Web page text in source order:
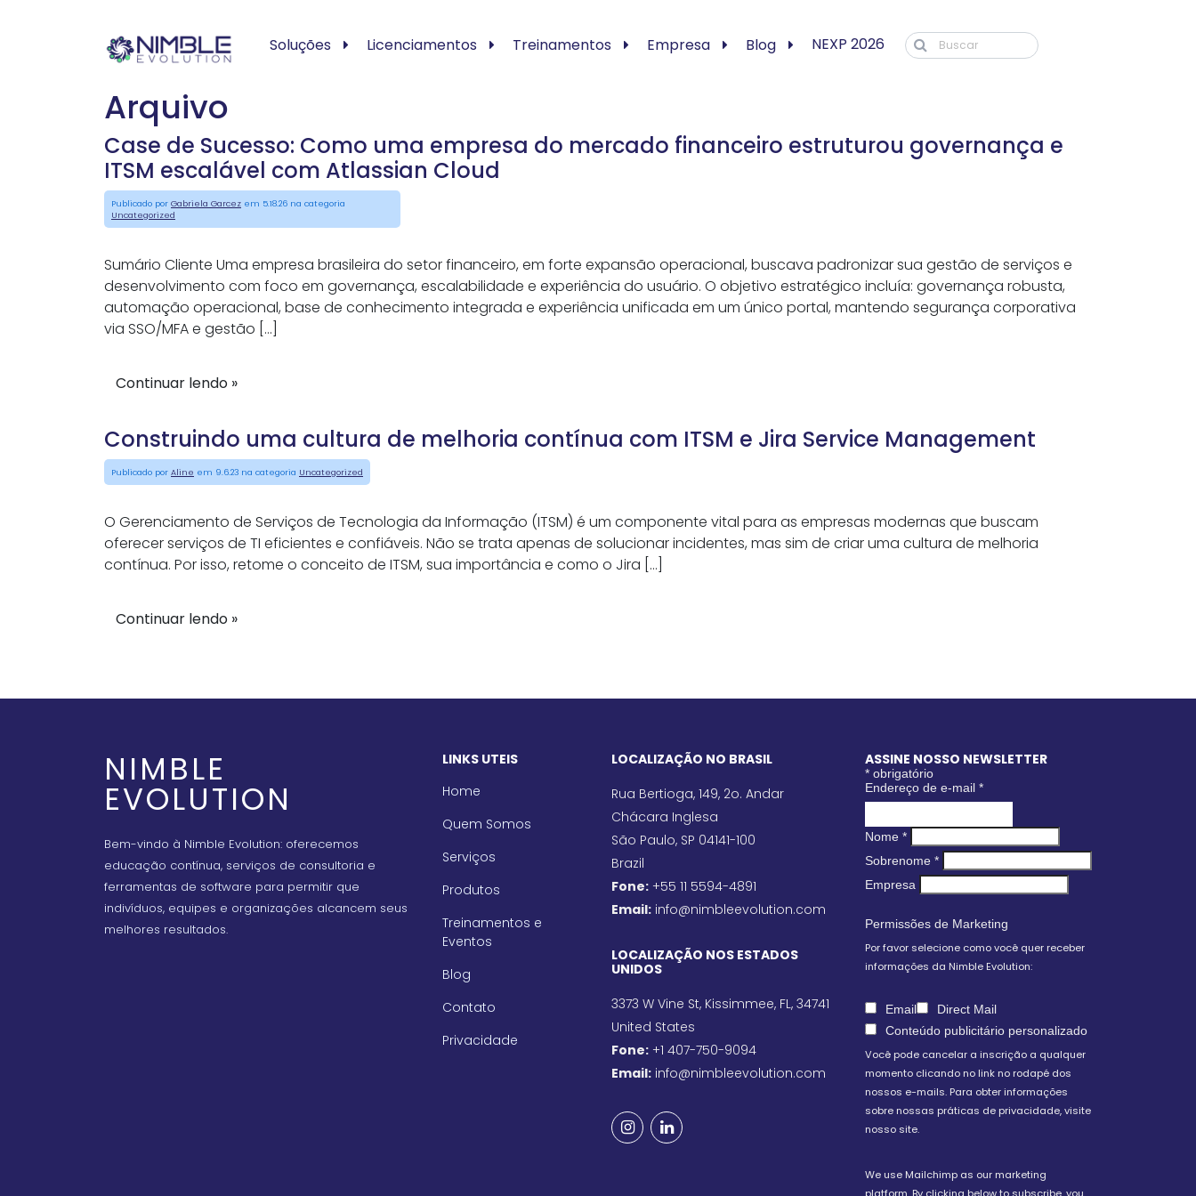
Soluções Licenciamentos Treinamentos Empresa Blog NEXP 2026
Arquivo
Case de Sucesso: Como uma empresa do mercado financeiro estruturou governança e
ITSM escalável com Atlassian Cloud
Publicado por Gabriela Garcez em 5.18.26 na categoria
Uncategorized
Sumário Cliente Uma empresa brasileira do setor financeiro, em forte expansão operacional, buscava padronizar sua gestão de serviços e
desenvolvimento com foco em governança, escalabilidade e experiência do usuário. O objetivo estratégico incluía: governança robusta,
automação operacional, base de conhecimento integrada e experiência unificada em um único portal, mantendo segurança corporativa
via SSO/MFA e gestão […]
Continuar lendo »
Construindo uma cultura de melhoria contínua com ITSM e Jira Service Management
Publicado por Aline em 9.6.23 na categoria Uncategorized
O Gerenciamento de Serviços de Tecnologia da Informação (ITSM) é um componente vital para as empresas modernas que buscam
oferecer serviços de TI eficientes e confiáveis. Não se trata apenas de solucionar incidentes, mas sim de criar uma cultura de melhoria
contínua. Por isso, retome o conceito de ITSM, sua importância e como o Jira […]
Continuar lendo »
NIMBLE
EVOLUTION
Bem-vindo à Nimble Evolution: oferecemos
educação contínua, serviços de consultoria e
ferramentas de software para permitir que
indivíduos, equipes e organizações alcancem seus
melhores resultados.
LINKS UTEIS
Home
Quem Somos
Serviços
Produtos
Treinamentos e
Eventos
Blog
Contato
Privacidade
LOCALIZAÇÃO NO BRASIL
Rua Bertioga, 149, 2o. Andar
Chácara Inglesa
São Paulo, SP 04141-100
Brazil
Fone: +55 11 5594-4891
Email: info@nimbleevolution.com
LOCALIZAÇÃO NOS ESTADOS
UNIDOS
3373 W Vine St, Kissimmee, FL, 34741
United States
Fone: +1 407-750-9094
Email: info@nimbleevolution.com
ASSINE NOSSO NEWSLETTER
* obrigatório
Endereço de e-mail *
Nome *
Sobrenome *
Empresa
Permissões de Marketing
Por favor selecione como você quer receber
informações da Nimble Evolution:
Email
Direct Mail
Conteúdo publicitário personalizado
Você pode cancelar a inscrição a qualquer
momento clicando no link no rodapé dos
nossos e-mails. Para obter informações
sobre nossas práticas de privacidade, visite
nosso site.
We use Mailchimp as our marketing